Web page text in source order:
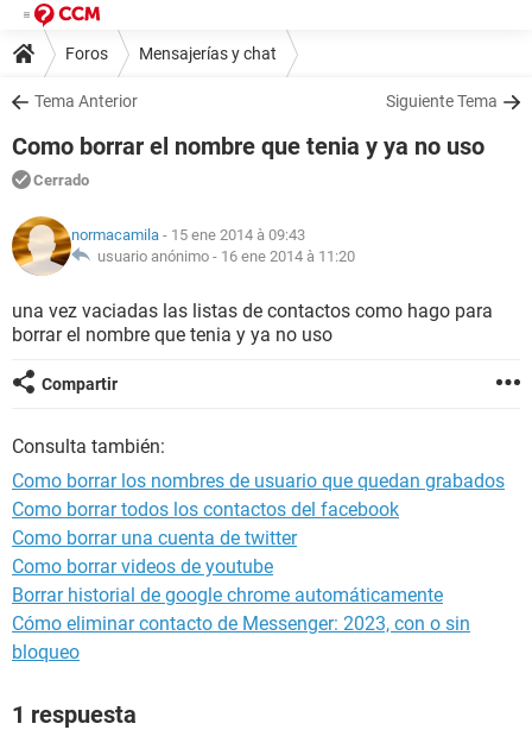
Foros Mensajerías y chat
Tema Anterior Siguiente Tema
Como borrar el nombre que tenia y ya no uso
Cerrado
normacamila - 15 ene 2014 à 09:43
usuario anónimo - 16 ene 2014 à 11:20
una vez vaciadas las listas de contactos como hago para
borrar el nombre que tenia y ya no uso
Compartir
Consulta también:
Como borrar los nombres de usuario que quedan grabados
Como borrar todos los contactos del facebook
Como borrar una cuenta de twitter
Como borrar videos de youtube
Borrar historial de google chrome automáticamente
Cómo eliminar contacto de Messenger: 2023, con o sin
bloqueo
1 respuesta